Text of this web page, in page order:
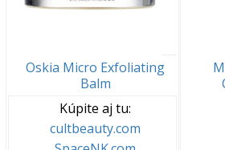
Oskia Micro Exfoliating
Balm
Kúpite aj tu:
cultbeauty.com